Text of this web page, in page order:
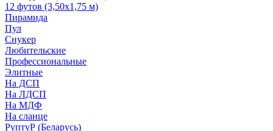
12 футов (3,50х1,75 м)
Пирамида
Пул
Снукер
Любительские
Профессиональные
Элитные
На ДСП
На ЛДСП
На МДФ
На сланце
РуптуР (Беларусь)